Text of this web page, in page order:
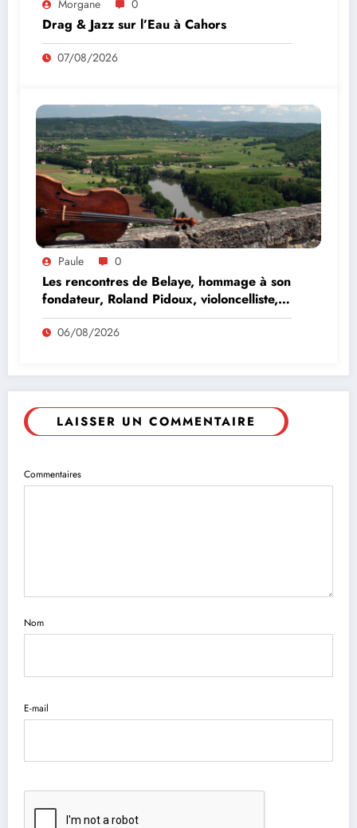
Morgane 0
Drag & Jazz sur l’Eau à Cahors
07/08/2026
Paule 0
Les rencontres de Belaye, hommage à son
fondateur, Roland Pidoux, violoncelliste,
le vendredi 07 août 2026
06/08/2026
LAISSER UN COMMENTAIRE
Commentaires
Nom
E-mail